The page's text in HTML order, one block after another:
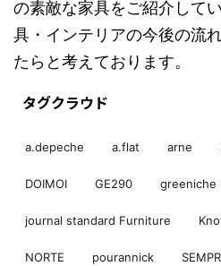
の素敵な家具をご紹介して
具・インテリアの今後の流
たらと考えております。
タグクラウド
a.depeche a.flat arne
DOIMOI GE290 greeniche
journal standard Furniture
NORTE pourannick